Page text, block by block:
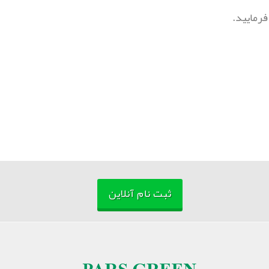
ثبت نام آنلاین